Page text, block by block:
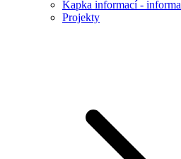
Kapka informací -
Projekty